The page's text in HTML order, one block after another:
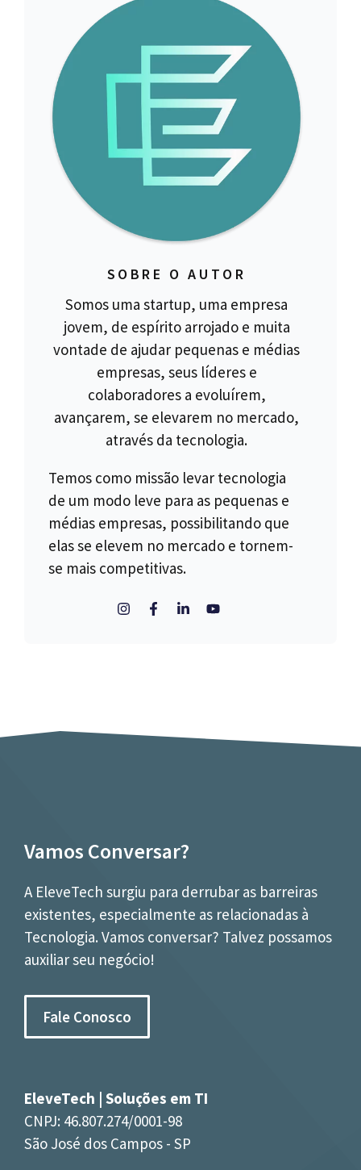
SOBRE O AUTOR
Somos uma startup, uma empresa
jovem, de espírito arrojado e muita
vontade de ajudar pequenas e médias
empresas, seus líderes e
colaboradores a evoluírem,
avançarem, se elevarem no mercado,
através da tecnologia.
Temos como missão levar tecnologia
de um modo leve para as pequenas e
médias empresas, possibilitando que
elas se elevem no mercado e tornem-
se mais competitivas.
Vamos Conversar?
A EleveTech surgiu para derrubar as barreiras
existentes, especialmente as relacionadas à
Tecnologia. Vamos conversar? Talvez possamos
auxiliar seu negócio!
Fale Conosco
EleveTech | Soluções em TI
CNPJ: 46.807.274/0001-98
São José dos Campos - SP